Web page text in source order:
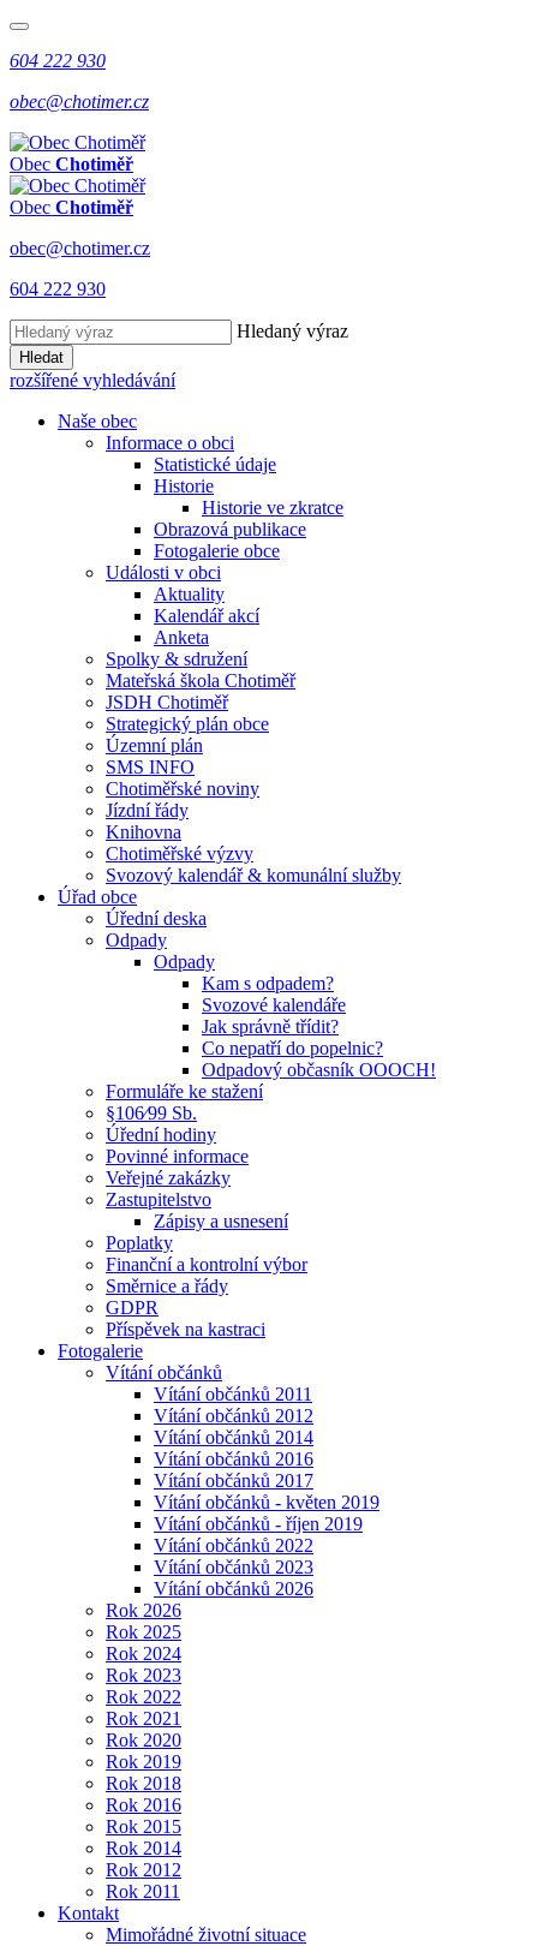
604 222 930
obec@chotimer.cz
Obec Chotiměř
Obec Chotiměř
obec@chotimer.cz
604 222 930
Hledaný výraz
Hledat
rozšířené vyhledávání
Naše obec
Informace o obci
Statistické údaje
Historie
Historie ve zkratce
Obrazová publikace
Fotogalerie obce
Události v obci
Aktuality
Kalendář akcí
Anketa
Spolky & sdružení
Mateřská škola Chotiměř
JSDH Chotiměř
Strategický plán obce
Územní plán
SMS INFO
Chotiměřské noviny
Jízdní řády
Knihovna
Chotiměřské výzvy
Svozový kalendář & komunální služby
Úřad obce
Úřední deska
Odpady
Odpady
Kam s odpadem?
Svozové kalendáře
Jak správně třídit?
Co nepatří do popelnic?
Odpadový občasník OOOCH!
Formuláře ke stažení
§106⁄99 Sb.
Úřední hodiny
Povinné informace
Veřejné zakázky
Zastupitelstvo
Zápisy a usnesení
Poplatky
Finanční a kontrolní výbor
Směrnice a řády
GDPR
Příspěvek na kastraci
Fotogalerie
Vítání občánků
Vítání občánků 2011
Vítání občánků 2012
Vítání občánků 2014
Vítání občánků 2016
Vítání občánků 2017
Vítání občánků - květen 2019
Vítání občánků - říjen 2019
Vítání občánků 2022
Vítání občánků 2023
Vítání občánků 2026
Rok 2026
Rok 2025
Rok 2024
Rok 2023
Rok 2022
Rok 2021
Rok 2020
Rok 2019
Rok 2018
Rok 2016
Rok 2015
Rok 2014
Rok 2012
Rok 2011
Kontakt
Mimořádné životní situace